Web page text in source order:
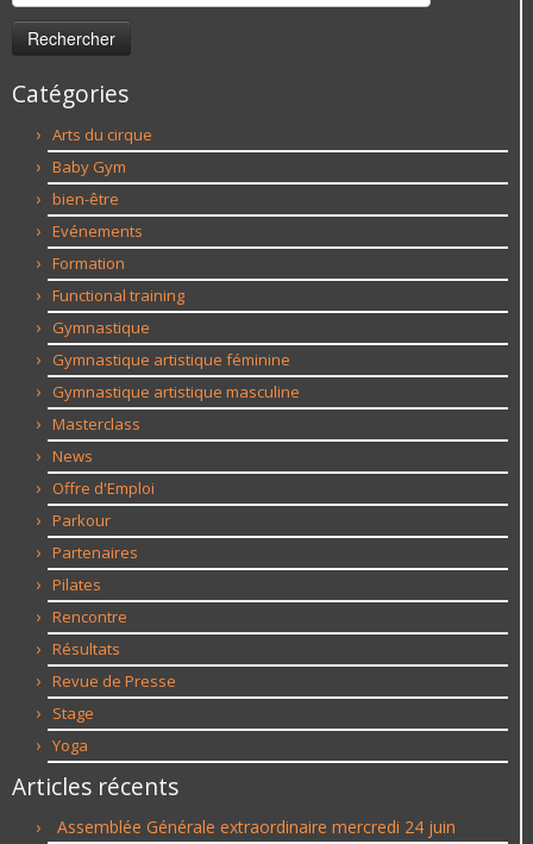
Catégories
Arts du cirque
Baby Gym
bien-être
Evénements
Formation
Functional training
Gymnastique
Gymnastique artistique féminine
Gymnastique artistique masculine
Masterclass
News
Offre d'Emploi
Parkour
Partenaires
Pilates
Rencontre
Résultats
Revue de Presse
Stage
Yoga
Articles récents
Assemblée Générale extraordinaire mercredi 24 juin